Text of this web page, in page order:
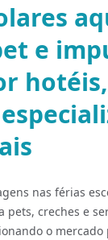
e
nas férias
creches e
o mercado